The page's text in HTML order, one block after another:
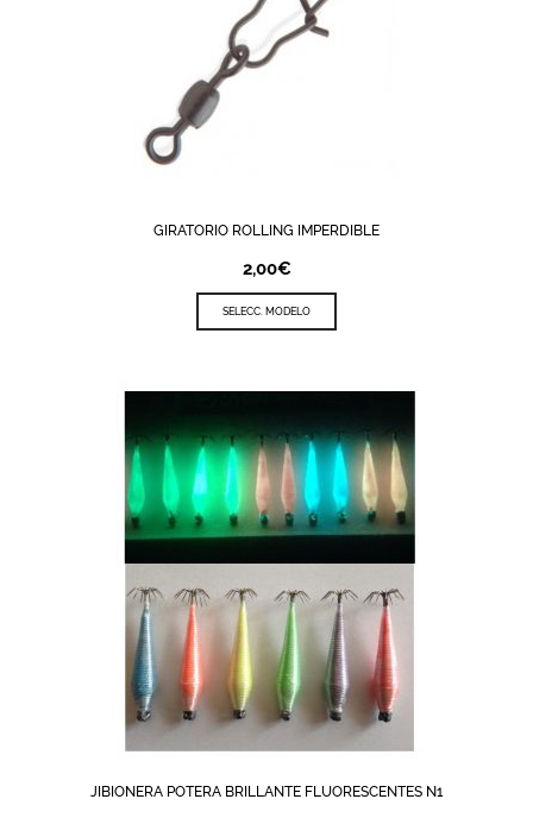
GIRATORIO ROLLING IMPERDIBLE
2,00€
SELECC. MODELO
JIBIONERA POTERA BRILLANTE FLUORESCENTES N1